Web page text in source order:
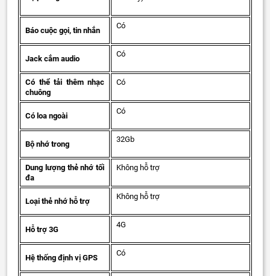
Báo cuộc gọi, tin nhắn
Có
Jack cắm audio
Có
Có thể tải thêm nhạc
chuông
Có
Có loa ngoài
Có
Bộ nhớ trong
32Gb
Dung lượng thẻ nhớ tối
đa
Không hỗ trợ
Loại thẻ nhớ hỗ trợ
Không hỗ trợ
Hỗ trợ 3G
4G
Hệ thống định vị GPS
Có